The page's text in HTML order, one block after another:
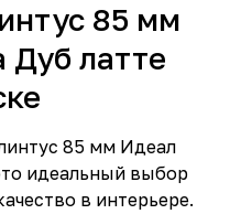
85 мм
Дуб латте
85 мм Идеал
идеальный выбор
в интерьере.